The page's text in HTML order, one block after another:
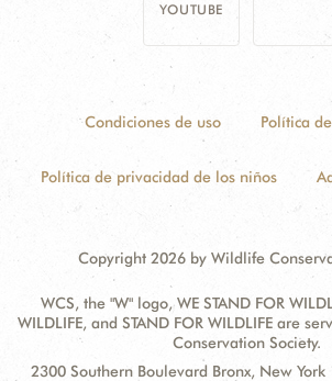
YOUTUBE
Condiciones de uso Política
Política de privacidad de los niños
Copyright 2026 by Wildlife
WCS, the "W" logo, WE STAND FOR
WILDLIFE, and STAND FOR WILDLIFE are
Conservation Society.
Contact
Address:
2300 Southern Boulevard Bronx, New